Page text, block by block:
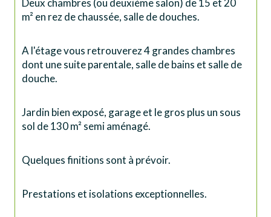
Deux chambres (ou deuxième salon) de 15 et 20
m² en rez de chaussée, salle de douches.
A l'étage vous retrouverez 4 grandes chambres
dont une suite parentale, salle de bains et salle de
douche.
Jardin bien exposé, garage et le gros plus un sous
sol de 130 m² semi aménagé.
Quelques finitions sont à prévoir.
Prestations et isolations exceptionnelles.